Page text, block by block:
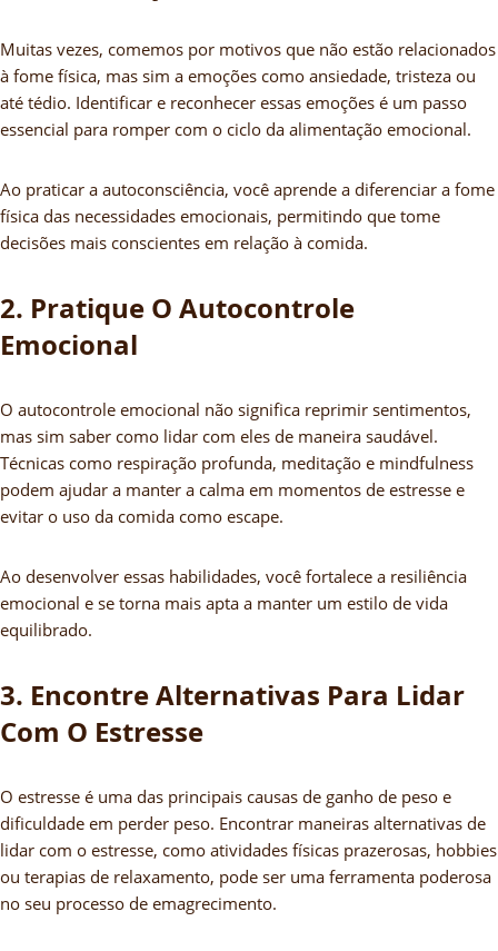
Muitas vezes, comemos por motivos que não estão relacionados
à fome física, mas sim a emoções como ansiedade, tristeza ou
até tédio. Identificar e reconhecer essas emoções é um passo
essencial para romper com o ciclo da alimentação emocional.
Ao praticar a autoconsciência, você aprende a diferenciar a fome
física das necessidades emocionais, permitindo que tome
decisões mais conscientes em relação à comida.
2. Pratique O Autocontrole
Emocional
O autocontrole emocional não significa reprimir sentimentos,
mas sim saber como lidar com eles de maneira saudável.
Técnicas como respiração profunda, meditação e mindfulness
podem ajudar a manter a calma em momentos de estresse e
evitar o uso da comida como escape.
Ao desenvolver essas habilidades, você fortalece a resiliência
emocional e se torna mais apta a manter um estilo de vida
equilibrado.
3. Encontre Alternativas Para Lidar
Com O Estresse
O estresse é uma das principais causas de ganho de peso e
dificuldade em perder peso. Encontrar maneiras alternativas de
lidar com o estresse, como atividades físicas prazerosas, hobbies
ou terapias de relaxamento, pode ser uma ferramenta poderosa
no seu processo de emagrecimento.